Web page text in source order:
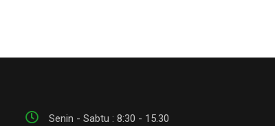
Senin - Sabtu : 8:30 - 15.30